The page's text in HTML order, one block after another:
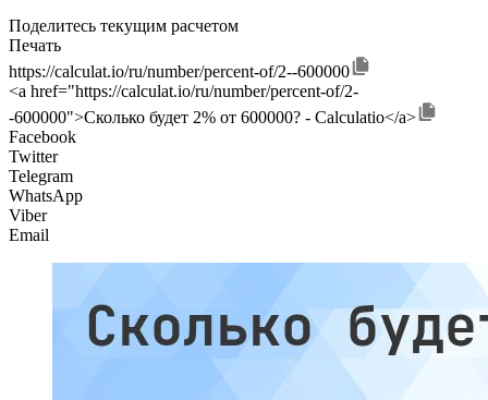
Поделитесь текущим расчетом
Печать
https://calculat.io/ru/number/percent-of/2--600000
<a href="https://calculat.io/ru/number/percent-of/2-
-600000">Сколько будет 2% от 600000? - Calculatio</a>
Facebook
Twitter
Telegram
WhatsApp
Viber
Email